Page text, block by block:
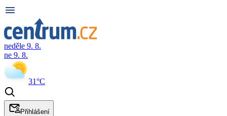
neděle 9. 8.
ne 9. 8.
31°C
Přihlášení